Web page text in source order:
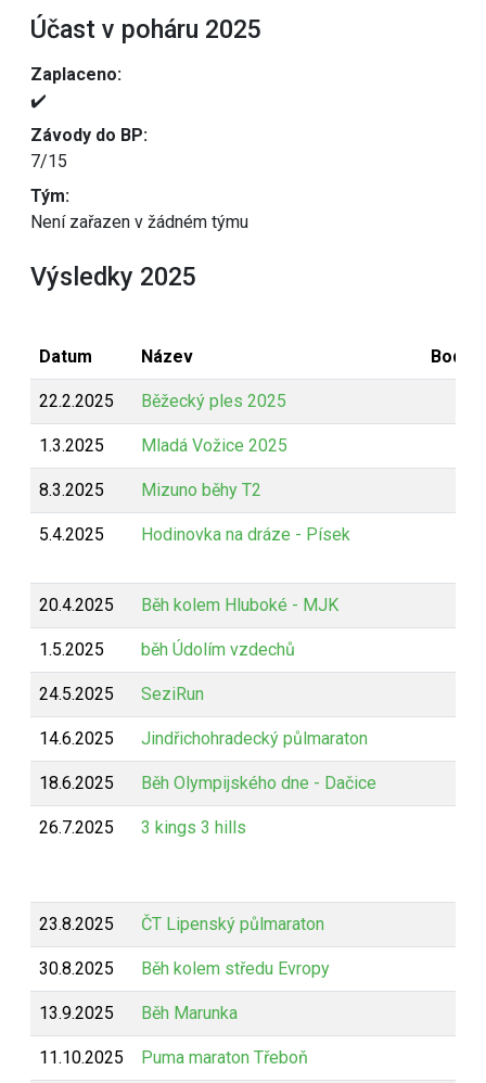
Účast v poháru 2025
Zaplaceno:
✔️
Závody do BP:
7/15
Tým:
Není zařazen v žádném týmu
Výsledky 2025
Datum Název
22.2.2025 Běžecký ples 2025
1.3.2025 Mladá Vožice 2025
8.3.2025 Mizuno běhy T2
5.4.2025 Hodinovka na dráze - Písek
20.4.2025 Běh kolem Hluboké - MJK
1.5.2025 běh Údolím vzdechů
24.5.2025 SeziRun
14.6.2025 Jindřichohradecký půlmaraton
18.6.2025 Běh Olympijského dne - Dačice
26.7.2025 3 kings 3 hills
23.8.2025 ČT Lipenský půlmaraton
30.8.2025 Běh kolem středu Evropy
13.9.2025 Běh Marunka
11.10.2025 Puma maraton Třeboň